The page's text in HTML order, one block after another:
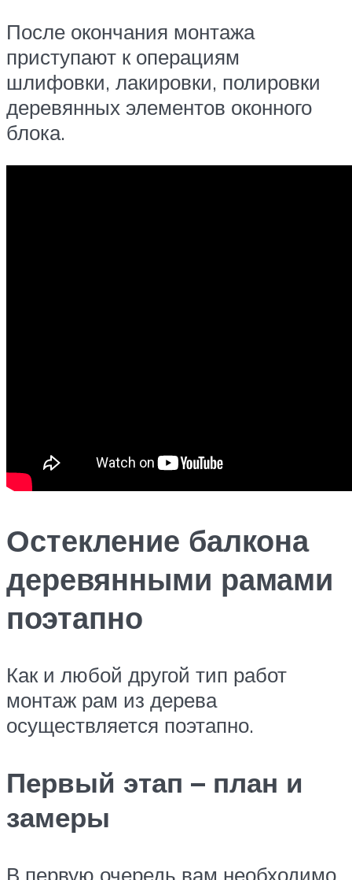
После окончания монтажа
приступают к операциям
шлифовки, лакировки, полировки
деревянных элементов оконного
блока.
Остекление балкона
деревянными рамами
поэтапно
Как и любой другой тип работ
монтаж рам из дерева
осуществляется поэтапно.
Первый этап – план и
замеры
В первую очередь вам необходимо